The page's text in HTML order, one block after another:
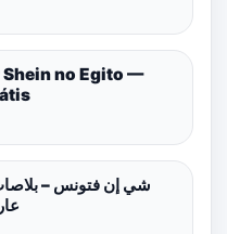
Shein no Egito —
شي إن فتونس –